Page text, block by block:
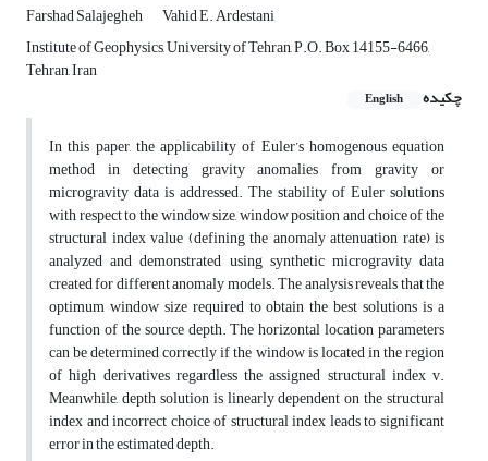
Farshad Salajegheh
Vahid E. Ardestani
Institute of Geophysics, University of Tehran, P.O. Box 14155-6466,
Tehran, Iran
چکیده
English
In this paper, the applicability of Euler’s homogenous equation
method in detecting gravity anomalies from gravity or
microgravity data is addressed. The stability of Euler solutions
with respect to the window size, window position and choice of the
structural index value (defining the anomaly attenuation rate) is
analyzed and demonstrated using synthetic microgravity data
created for different anomaly models. The analysis reveals that the
optimum window size required to obtain the best solutions is a
function of the source depth. The horizontal location parameters
can be determined correctly if the window is located in the region
of high derivatives regardless the assigned structural index v.
Meanwhile, depth solution is linearly dependent on the structural
index and incorrect choice of structural index leads to significant
error in the estimated depth.